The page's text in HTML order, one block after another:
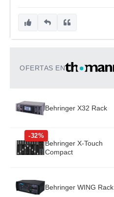
OFERTAS EN
Behringer X32 Rack
-32%
Behringer X-Touch
Compact
Behringer WING Rack